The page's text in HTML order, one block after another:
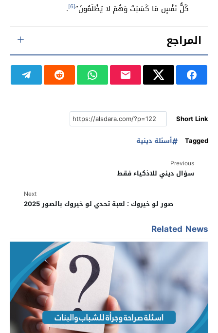
كُلُّ نَفْسٍ مَا كَسَبَتْ وَهُمْ لا يُظْلَمُونَ”[6]
.
المراجع
Short Link
Tagged
أسئلة دينية
Previous
سؤال ديني للاذكياء فقط
Next
صور لو خيروك ؛ لعبة تحدي لو خيروك بالصور 2025
Related News